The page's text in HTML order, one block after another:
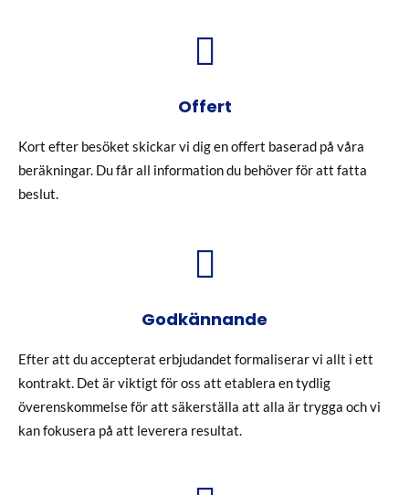
Offert
Kort efter besöket skickar vi dig en offert baserad på våra
beräkningar. Du får all information du behöver för att fatta
beslut.
Godkännande
Efter att du accepterat erbjudandet formaliserar vi allt i ett
kontrakt. Det är viktigt för oss att etablera en tydlig
överenskommelse för att säkerställa att alla är trygga och vi
kan fokusera på att leverera resultat.